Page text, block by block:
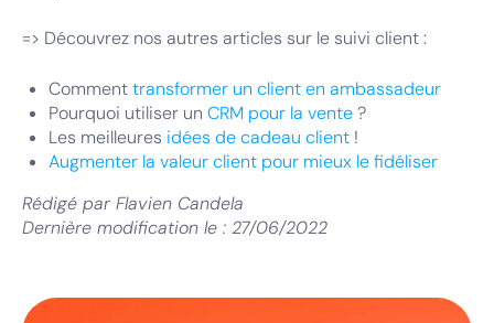
=> Découvrez nos autres articles sur le suivi client :
Commenttransformer un client en ambassadeur
Pourquoi utiliser un CRM pour la vente?
Les meilleures idées de cadeau client !
Augmenter la valeur client pour mieux le fidéliser
Rédigé par Flavien Candela
Dernière modification le : 27/06/2022